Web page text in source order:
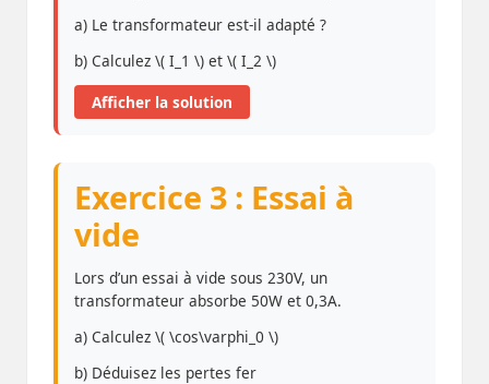
a) Le transformateur est-il adapté ?
b) Calculez \( I_1 \) et \( I_2 \)
Afficher la solution
Exercice 3 : Essai à
vide
Lors d’un essai à vide sous 230V, un
transformateur absorbe 50W et 0,3A.
a) Calculez \( \cos\varphi_0 \)
b) Déduisez les pertes fer